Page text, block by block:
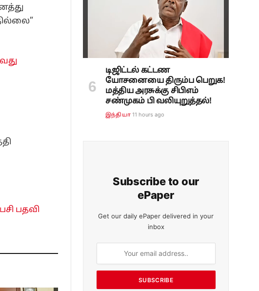
பதவி
டிஜிட்டல் கட்டண
யோசனையை திரும்ப பெறுக!
மத்திய அரசுக்கு சிபிஎம்
சண்முகம் பி வலியுறுத்தல்!
இந்தியா 11 hours ago
Subscribe to our
ePaper
Get our daily ePaper delivered in your
inbox
SUBSCRIBE